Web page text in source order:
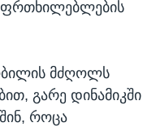
მძღოლს
გარე დინამიკში
როცა